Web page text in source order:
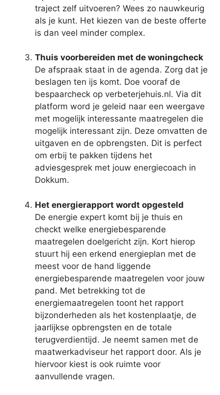
traject zelf uitvoeren? Wees zo nauwkeurig
als je kunt. Het kiezen van de beste offerte
is dan veel minder complex.
Thuis voorbereiden met de woningcheck
De afspraak staat in de agenda. Zorg dat je
beslagen ten ijs komt. Doe vooraf de
bespaarcheck op verbeterjehuis.nl. Via dit
platform word je geleid naar een weergave
met mogelijk interessante maatregelen die
mogelijk interessant zijn. Deze omvatten de
uitgaven en de opbrengsten. Dit is perfect
om erbij te pakken tijdens het
adviesgesprek met jouw energiecoach in
Dokkum.
Het energierapport wordt opgesteld
De energie expert komt bij je thuis en
checkt welke energiebesparende
maatregelen doelgericht zijn. Kort hierop
stuurt hij een erkend energieplan met de
meest voor de hand liggende
energiebesparende maatregelen voor jouw
pand. Met betrekking tot de
energiemaatregelen toont het rapport
bijzonderheden als het kostenplaatje, de
jaarlijkse opbrengsten en de totale
terugverdientijd. Je neemt samen met de
maatwerkadviseur het rapport door. Als je
hiervoor kiest is ook ruimte voor
aanvullende vragen.